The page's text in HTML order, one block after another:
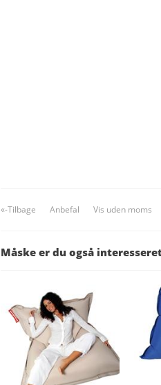
«-Tilbage Anbefal Vis uden moms
Måske er du også